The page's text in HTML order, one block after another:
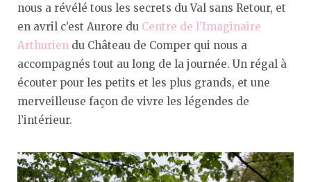
nous a révélé tous les secrets du Val sans Retour, et
en avril c’est Aurore du Centre de l’Imaginaire
Arthurien du Château de Comper qui nous a
accompagnés tout au long de la journée. Un régal à
écouter pour les petits et les plus grands, et une
merveilleuse façon de vivre les légendes de
l’intérieur.